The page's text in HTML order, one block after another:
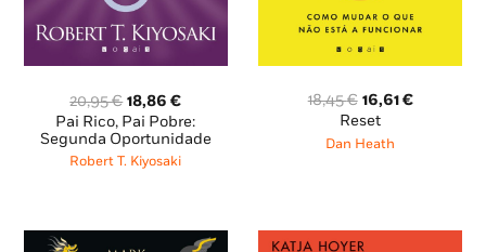
20,95€ O
preço
original
era:
18,86€O
preço
atual
é:
Pai Rico, Pai Pobre:
Segunda Oportunidade
Robert T. Kiyosaki
18,45€ O
preço
original
16,61€O
Reset
Dan Heath